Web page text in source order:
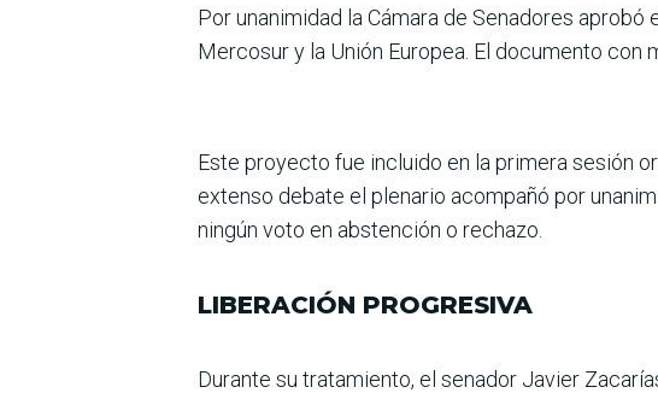
Por unanimidad la Cámara de Senado­res
Mercosur y la Unión Europea. El documento con
Este proyecto fue incluido en la primera sesión
extenso debate el plenario acompañó por
ningún voto en abstención o rechazo.
LIBERACIÓN PROGRESIVA
Durante su tratamiento, el senador Javier